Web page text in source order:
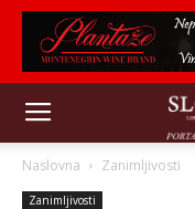
Naslovna Zanimljivosti
Zanimljivosti